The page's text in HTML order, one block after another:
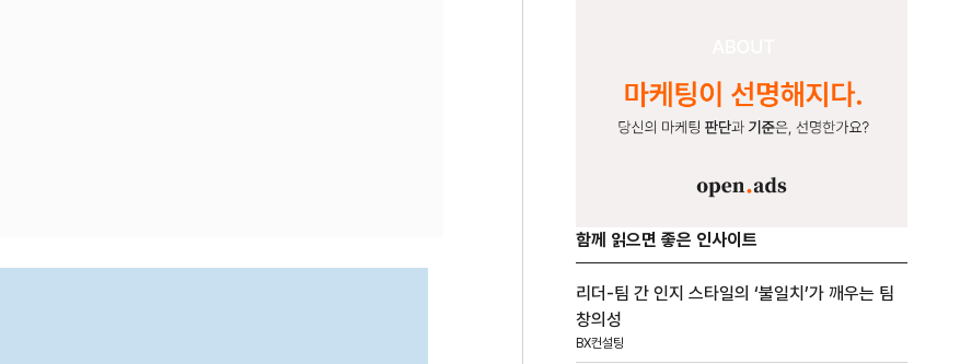
함께 읽으면 좋은 인사이트
리더-팀 간 인지 스타일의 ‘불일치’가 깨우는 팀
창의성
BX컨설팅